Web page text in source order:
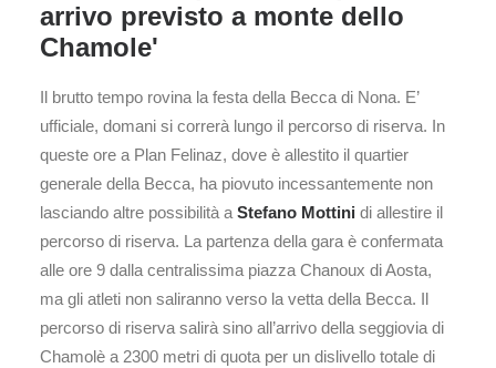
arrivo previsto a monte dello
Chamole'
Il brutto tempo rovina la festa della Becca di Nona. E’
ufficiale, domani si correrà lungo il percorso di riserva. In
queste ore a Plan Felinaz, dove è allestito il quartier
generale della Becca, ha piovuto incessantemente non
lasciando altre possibilità a Stefano Mottini di allestire il
percorso di riserva. La partenza della gara è confermata
alle ore 9 dalla centralissima piazza Chanoux di Aosta,
ma gli atleti non saliranno verso la vetta della Becca. Il
percorso di riserva salirà sino all’arrivo della seggiovia di
Chamolè a 2300 metri di quota per un dislivello totale di